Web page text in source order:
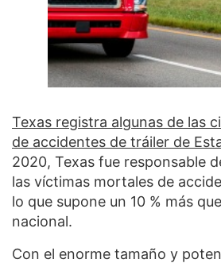
Texas registra algunas de las
de accidentes de tráiler de
2020, Texas fue responsable
las víctimas mortales de
lo que supone un 10 % más
nacional.
Con el enorme tamaño y